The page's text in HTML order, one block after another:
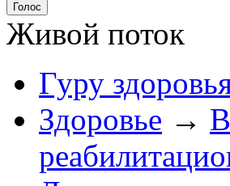
Живой поток
Гуру
Здоровье →